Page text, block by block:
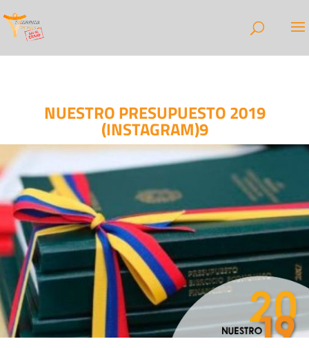
NUESTRO PRESUPUESTO 2019
(INSTAGRAM)9